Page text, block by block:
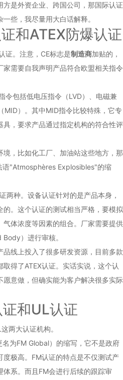
是外资企业、跨国公司，那国际认证
些，我尽量用大白话解释。
和ATEX防爆认证
证。注意，CE标志是制造商加贴的，
需要自我声明产品符合欧盟相关指令
令包括低电压指令（LVD）、电磁兼
MID）。其中MID指令比较特殊，它专
，要求产品通过指定机构的符合性评
，比如化工厂、加油站这些地方，那
语"Atmosphères Explosibles"的缩
两种。设备认证针对的是产品本身，
。这个认证的测试相当严格，要模拟
体浓度等因素的组合。厂家需要提供
）进行审核。
线上投入了很多研发资源，目前多款
得了ATEX认证。实话实说，这个认
意做，但确实能为客户解决很多实际
和UL认证
两大认证机构。
为FM Global）的缩写，它不是政府
极高。FM认证的特点是不仅测试产
系。而且FM会进行后续的跟踪审